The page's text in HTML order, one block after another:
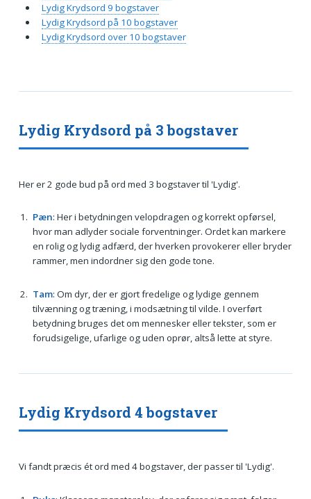
Lydig Krydsord på 3 bogstaver
Her er 2 gode bud på ord med 3 bogstaver til 'Lydig'.
Pæn: Her i betydningen velopdragen og korrekt opførsel,
hvor man adlyder sociale forventninger. Ordet kan markere
en rolig og lydig adfærd, der hverken provokerer eller bryder
rammer, men indordner sig den gode tone.
Tam: Om dyr, der er gjort fredelige og lydige gennem
tilvænning og træning, i modsætning til vilde. I overført
betydning bruges det om mennesker eller tekster, som er
forudsigelige, ufarlige og uden oprør, altså lette at styre.
Lydig Krydsord 4 bogstaver
Vi fandt præcis ét ord med 4 bogstaver, der passer til 'Lydig'.
Lydig Krydsord 9 bogstaver
Lydig Krydsord på 10 bogstaver
Lydig Krydsord over 10 bogstaver